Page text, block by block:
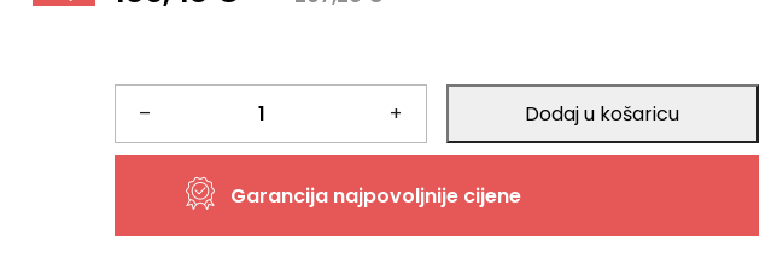
je:
207,20 €.
186,48 €.
–
Noćni
ormarić
+ Dodaj u košaricu
Garancija najpovoljnije cijene